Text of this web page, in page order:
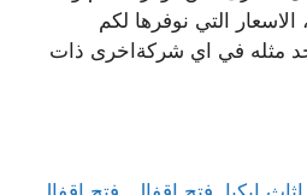
الاسعار التي نوفرها لكم
مثله في اي شركةاخرى ذات